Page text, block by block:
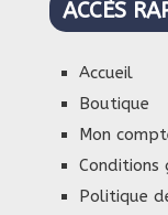
ACCÈS
Accueil
Boutique
Mon
Conditions
Politique